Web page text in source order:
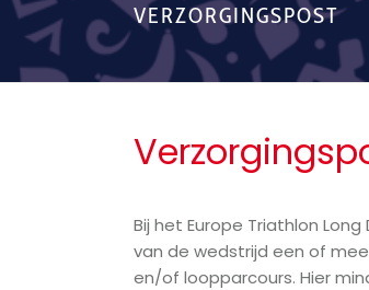
VERZORGINGSPOST
Bij het Europe Triathlon
van de wedstrijd een of
en/of loopparcours. Hier